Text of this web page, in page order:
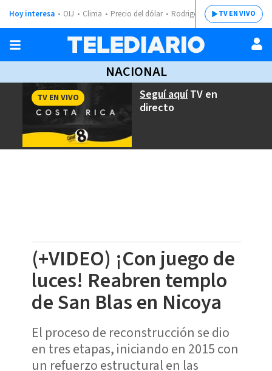
Hoy interesa OIJ Clima Precio del dólar Rodrigo ChavesTV EN VIVO
NACIONAL
Seguí aquíTV en
directo
TV EN VIVO
(+VIDEO) ¡Con juego de
luces! Reabren templo
de San Blas en Nicoya
El proceso de reconstrucción se dio
en tres etapas, iniciando en 2015 con
un refuerzo estructural en las